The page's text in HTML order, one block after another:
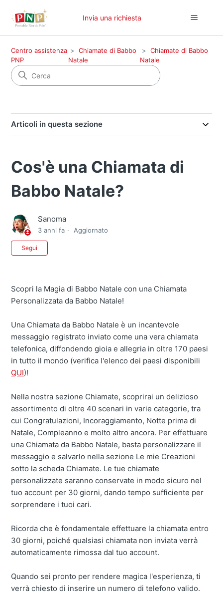
Invia una richiesta
Centro assistenza
PNP
Chiamate di Babbo
Natale
Chiamate di Babbo
Natale
Articoli in questa sezione
Cos'è una Chiamata di
Babbo Natale?
Sanoma
3 anni fa Aggiornato
Segui
Scopri la Magia di Babbo Natale con una Chiamata
Personalizzata da Babbo Natale!
Una Chiamata da Babbo Natale è un incantevole
messaggio registrato inviato come una vera chiamata
telefonica, diffondendo gioia e allegria in oltre 170 paesi
in tutto il mondo (verifica l'elenco dei paesi disponibili
QUI)!
Nella nostra sezione Chiamate, scoprirai un delizioso
assortimento di oltre 40 scenari in varie categorie, tra
cui Congratulazioni, Incoraggiamento, Notte prima di
Natale, Compleanno e molto altro ancora. Per effettuare
una Chiamata da Babbo Natale, basta personalizzare il
messaggio e salvarlo nella sezione Le mie Creazioni
sotto la scheda Chiamate. Le tue chiamate
personalizzate saranno conservate in modo sicuro nel
tuo account per 30 giorni, dando tempo sufficiente per
sorprendere i tuoi cari.
Ricorda che è fondamentale effettuare la chiamata entro
30 giorni, poiché qualsiasi chiamata non inviata verrà
automaticamente rimossa dal tuo account.
Quando sei pronto per rendere magica l'esperienza, ti
verrà chiesto di inserire un numero di telefono valido.